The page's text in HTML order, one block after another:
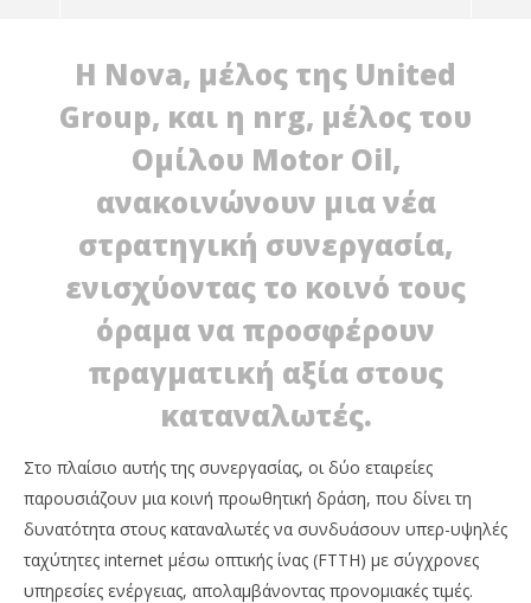
NOW VIEWING
Nova και nrg συνεργάζονται για να προσφέρουν
ενέργεια και ακόμα πιο προσιτό Internet στους
11/12/2025
room
Η Nova, μέλος της United
Group, και η nrg, μέλος του
Ομίλου Motor Oil,
ανακοινώνουν μια νέα
στρατηγική συνεργασία,
ενισχύοντας το κοινό τους
όραμα να προσφέρουν
πραγματική αξία στους
καταναλωτές.
Στο πλαίσιο αυτής της συνεργασίας, οι δύο εταιρείες
παρουσιάζουν μια κοινή προωθητική δράση, που δίνει τη
δυνατότητα στους καταναλωτές να συνδυάσουν υπερ-υψηλές
ταχύτητες internet μέσω οπτικής ίνας (FTTH) με σύγχρονες
υπηρεσίες ενέργειας, απολαμβάνοντας προνομιακές τιμές.